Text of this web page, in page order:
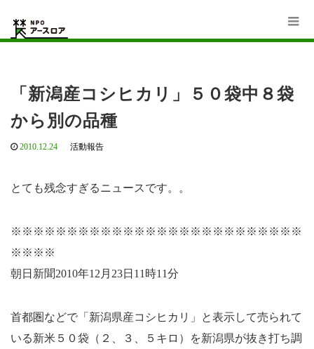
「新潟産コシヒカリ」５０袋中８袋から別の品種
「新潟産コシヒカリ」５０袋中８袋
から別の品種
2010.12.24 活動報告
とても残念すぎるニュースです。。
※※※※※※※※※※※※※※※※※※※※※※※※※※
※※※※
朝日新聞2010年12月23日11時11分
首都圏などで「新潟県産コシヒカリ」と表示して売られて
いる新米５０袋（２、３、５キロ）を新潟県が抜き打ち調